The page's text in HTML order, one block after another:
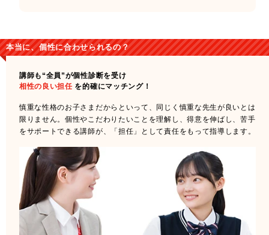
本当に、個性に合わせられるの？
講師も“全員”が個性診断を受け
相性の良い担任 を的確にマッチング！
慎重な性格のお子さまだからといって、同じく慎重な先生が良いとは
限りません。個性やこだわりたいことを理解し、得意を伸ばし、苦手
をサポートできる講師が、「担任」として責任をもって指導します。